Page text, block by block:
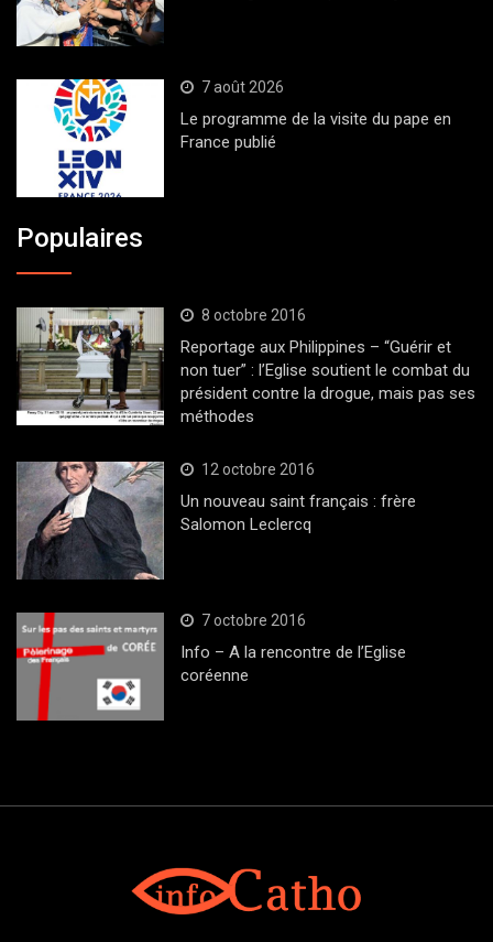
7 août 2026
Le programme de la visite du pape en
France publié
Populaires
8 octobre 2016
Reportage aux Philippines – “Guérir et
non tuer” : l’Eglise soutient le combat du
président contre la drogue, mais pas ses
méthodes
12 octobre 2016
Un nouveau saint français : frère
Salomon Leclercq
7 octobre 2016
Info – A la rencontre de l’Eglise
coréenne